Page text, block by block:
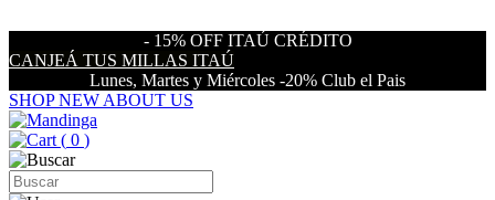
- 15% OFF ITAÚ CRÉDITO
CANJEÁ TUS MILLAS ITAÚ
Lunes, Martes y Miércoles -20% Club el Pais
SHOP NEW ABOUT US
( 0 )